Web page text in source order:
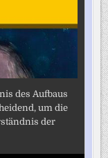
des Aufbaus
um die
der